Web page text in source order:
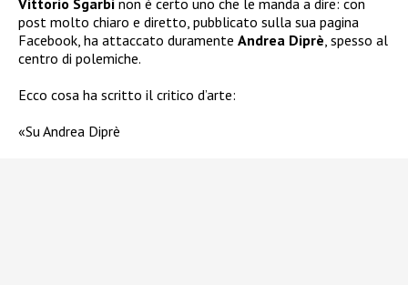
post molto chiaro e diretto, pubblicato sulla sua pagina
Facebook, ha attaccato duramente Andrea Diprè , spesso al
centro di polemiche.
Ecco cosa ha scritto il critico d’arte:
«Su Andrea Diprè